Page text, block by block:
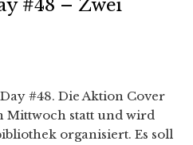
#48 – Zwei
#48. Die Aktion Cover
Mittwoch statt und wird
organisiert. Es soll